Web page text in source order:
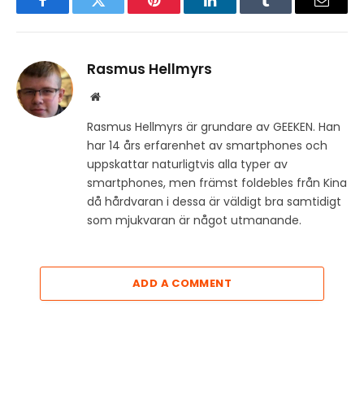
FacebookTwitter Pinterest LinkedInTumblr Email
Rasmus Hellmyrs
Website
Rasmus Hellmyrs är grundare av GEEKEN. Han
har 14 års erfarenhet av smartphones och
uppskattar naturligtvis alla typer av
smartphones, men främst foldebles från Kina
då hårdvaran i dessa är väldigt bra samtidigt
som mjukvaran är något utmanande.
ADD A COMMENT